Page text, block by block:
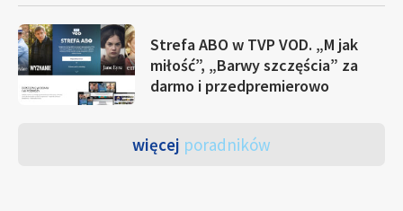
Strefa ABO w TVP VOD. „M jak
miłość”, „Barwy szczęścia” za
darmo i przedpremierowo
więcej poradników